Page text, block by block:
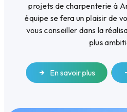
projets de charpenterie à
équipe se fera un plaisir de
vous conseiller dans la
plus
En savoir plus